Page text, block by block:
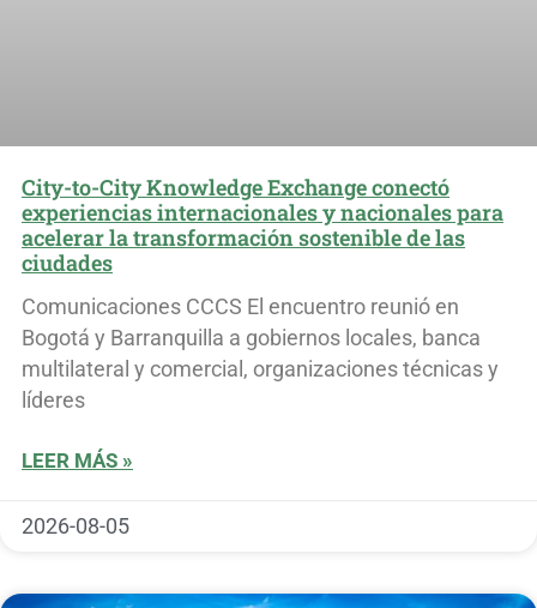
City-to-City Knowledge Exchange conectó
experiencias internacionales y nacionales para
acelerar la transformación sostenible de las
ciudades
Comunicaciones CCCS El encuentro reunió en
Bogotá y Barranquilla a gobiernos locales, banca
multilateral y comercial, organizaciones técnicas y
líderes
LEER MÁS »
2026-08-05